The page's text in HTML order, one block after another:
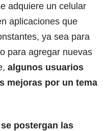
adquiere un celular
aplicaciones que
ya sea para
para agregar nuevas
algunos usuarios
mejoras por un tema
postergan las